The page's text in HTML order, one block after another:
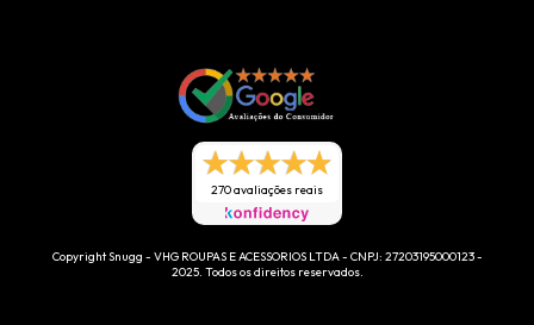
270 avaliações reais
Copyright Snugg - VHG ROUPAS E ACESSORIOS LTDA - CNPJ: 27203195000123 -
2025. Todos os direitos reservados.